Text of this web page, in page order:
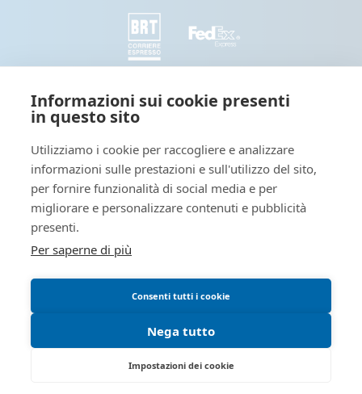
Informazioni sui cookie presenti
in questo sito
Utilizziamo i cookie per raccogliere e analizzare
informazioni sulle prestazioni e sull'utilizzo del sito,
per fornire funzionalità di social media e per
migliorare e personalizzare contenuti e pubblicità
presenti.
Per saperne di più
Consenti tutti i cookie
Nega tutto
Impostazioni dei cookie
SEGUICI
Seguici e condividi con noi sui nostri canali social
Tieniti informato: leggi il nostro
Blog dedicato a novità interessanti sul mondo della stampa
Blog - OutsidePrint.info